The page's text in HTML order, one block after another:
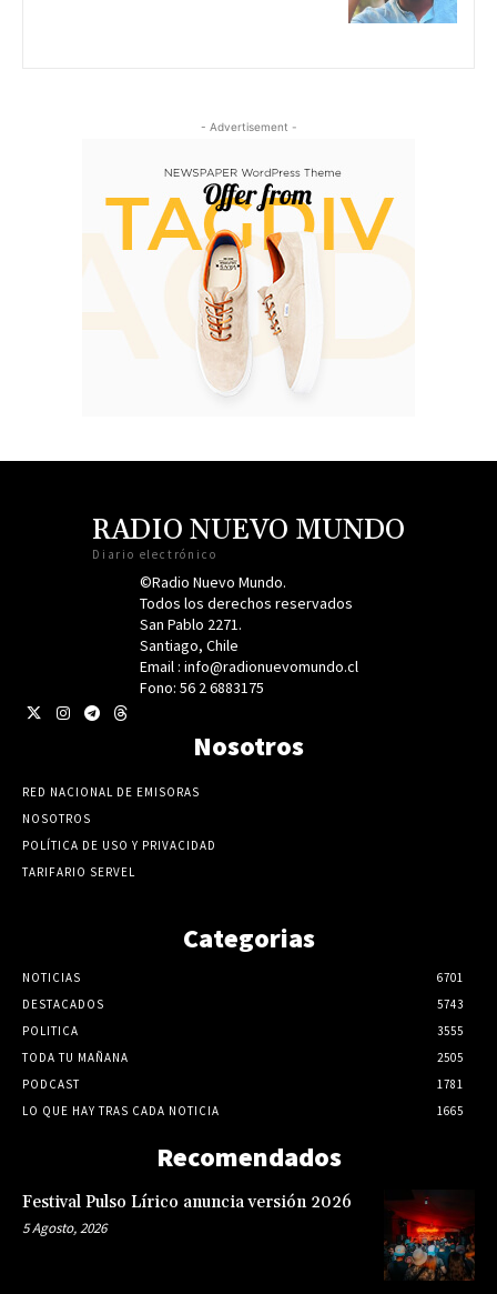
- Advertisement -
RADIO NUEVO MUNDO
Diario electrónico
©Radio Nuevo Mundo.
Todos los derechos reservados
San Pablo 2271.
Santiago, Chile
Email : info@radionuevomundo.cl
Fono: 56 2 6883175
Nosotros
RED NACIONAL DE EMISORAS
NOSOTROS
POLÍTICA DE USO Y PRIVACIDAD
TARIFARIO SERVEL
Categorias
NOTICIAS
6701
DESTACADOS
5743
POLITICA
3555
TODA TU MAÑANA
2505
PODCAST
1781
LO QUE HAY TRAS CADA NOTICIA
1665
Recomendados
Festival Pulso Lírico anuncia versión 2026
5 Agosto, 2026